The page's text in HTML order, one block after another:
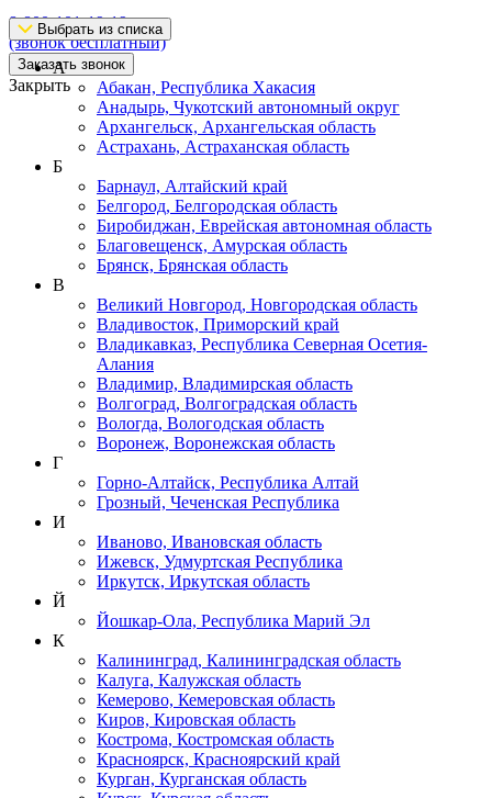
8-800-101-19-19
(звонок бесплатный)
Заказать звонок
Закрыть
Выбрать из списка
А
Абакан, Республика Хакасия
Анадырь, Чукотский автономный округ
Архангельск, Архангельская область
Астрахань, Астраханская область
Б
Барнаул, Алтайский край
Белгород, Белгородская область
Биробиджан, Еврейская автономная область
Благовещенск, Амурская область
Брянск, Брянская область
В
Великий Новгород, Новгородская область
Владивосток, Приморский край
Владикавказ, Республика Северная Осетия-
Алания
Владимир, Владимирская область
Волгоград, Волгоградская область
Вологда, Вологодская область
Воронеж, Воронежская область
Г
Горно-Алтайск, Республика Алтай
Грозный, Чеченская Республика
И
Иваново, Ивановская область
Ижевск, Удмуртская Республика
Иркутск, Иркутская область
Й
Йошкар-Ола, Республика Марий Эл
К
Калининград, Калининградская область
Калуга, Калужская область
Кемерово, Кемеровская область
Киров, Кировская область
Кострома, Костромская область
Красноярск, Красноярский край
Курган, Курганская область